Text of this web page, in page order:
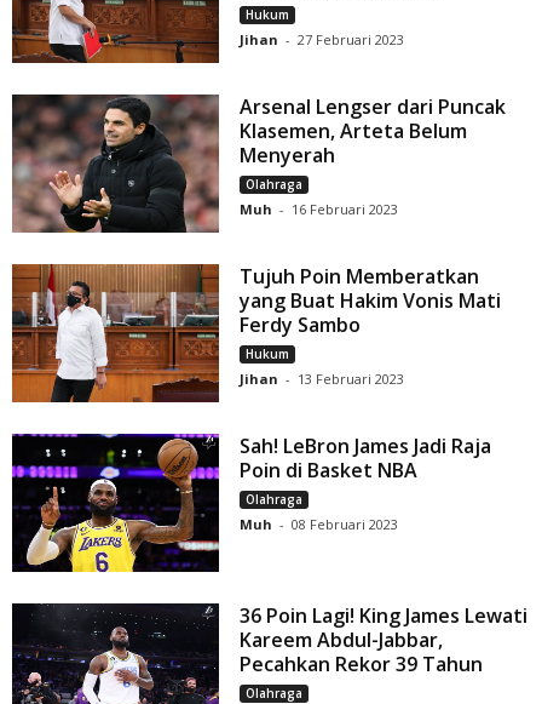
Hukum
Jihan - 27 Februari 2023
Arsenal Lengser dari Puncak
Klasemen, Arteta Belum
Menyerah
Olahraga
Muh - 16 Februari 2023
Tujuh Poin Memberatkan
yang Buat Hakim Vonis Mati
Ferdy Sambo
Hukum
Jihan - 13 Februari 2023
Sah! LeBron James Jadi Raja
Poin di Basket NBA
Olahraga
Muh - 08 Februari 2023
36 Poin Lagi! King James Lewati
Kareem Abdul-Jabbar,
Pecahkan Rekor 39 Tahun
Olahraga